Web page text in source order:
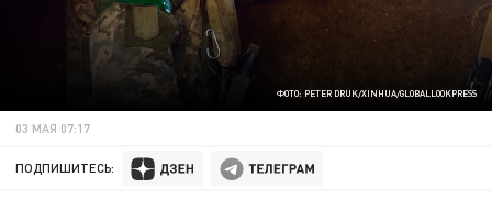
ФОТО: PETER DRUK/XINHUA/GLOBALLOOKPRESS
03 МАЯ 07:17
ПОДПИШИТЕСЬ: